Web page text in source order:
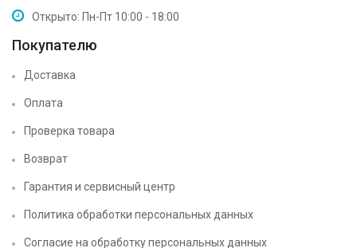
Открыто: Пн-Пт 10:00 - 18:00
Покупателю
Доставка
Оплата
Проверка товара
Возврат
Гарантия и сервисный центр
Политика обработки персональных данных
Согласие на обработку персональных данных